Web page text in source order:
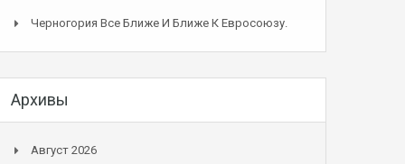
Черногория Все Ближе И Ближе К Евросоюзу.
Архивы
Август 2026